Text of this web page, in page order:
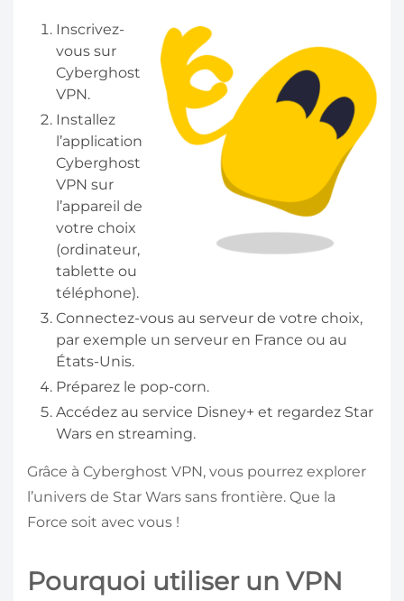
Inscrivez-
vous sur
Cyberghost
VPN.
Installez
l’application
Cyberghost
VPN sur
l’appareil de
votre choix
(ordinateur,
tablette ou
téléphone).
Connectez-vous au serveur de votre choix,
par exemple un serveur en France ou au
États-Unis.
Préparez le pop-corn.
Accédez au service Disney+ et regardez Star
Wars en streaming.
Grâce à Cyberghost VPN, vous pourrez explorer
l’univers de Star Wars sans frontière. Que la
Force soit avec vous !
Pourquoi utiliser un VPN